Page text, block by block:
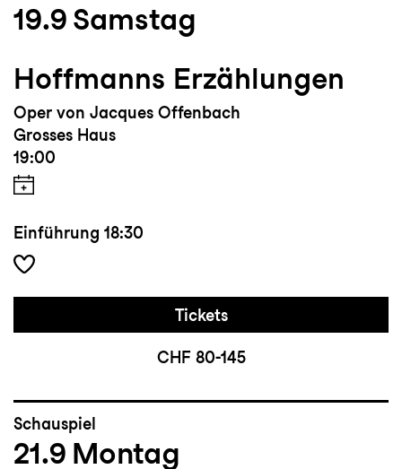
19.9 Samstag
Hoffmanns Erzählungen
Oper von Jacques Offenbach
Grosses Haus
19:00
Einführung 18:30
Tickets
CHF 80-145
Schauspiel
21.9 Montag